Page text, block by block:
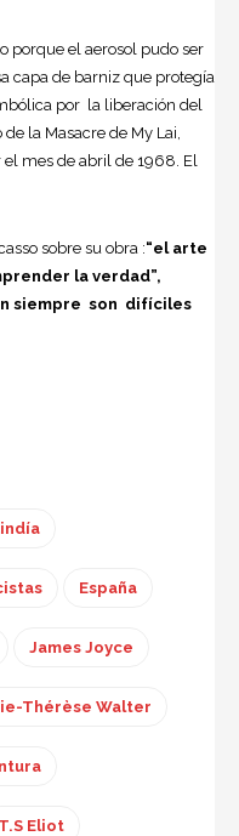
porque el aerosol pudo ser
capa de barniz que protegía
por la liberación del
la Masacre de My Lai,
mes de abril de 1968. El
sobre su obra :“el arte
la verdad”,
siempre son difíciles
España
James Joyce
Thérèse Walter
T.S Eliot